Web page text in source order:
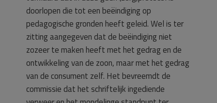
doorlopen die tot een beëindiging op
pedagogische gronden heeft geleid. Wel is ter
zitting aangegeven dat de beëindiging niet
zozeer te maken heeft met het gedrag en de
ontwikkeling van de zoon, maar met het gedrag
van de consument zelf. Het bevreemdt de
commissie dat het schriftelijk ingediende